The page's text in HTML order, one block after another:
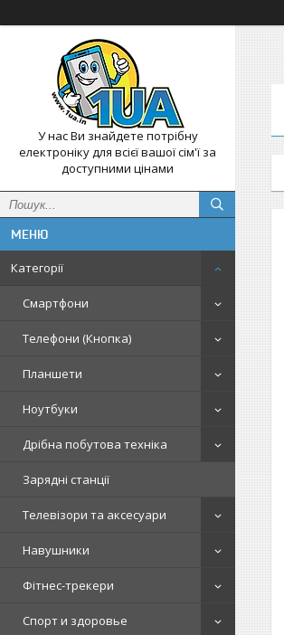
У нас Ви знайдете потрібну
електроніку для всієї вашої сім'ї за
доступними цінами
Категорії
Смартфони
Телефони (Кнопка)
Планшети
Ноутбуки
Дрібна побутова техніка
Зарядні станції
Телевізори та аксесуари
Навушники
Фітнес-трекери
Спорт и здоровье